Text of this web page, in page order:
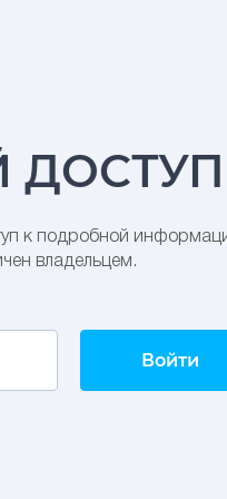
ДОСТУП
к подробной
владельцем.
Войти